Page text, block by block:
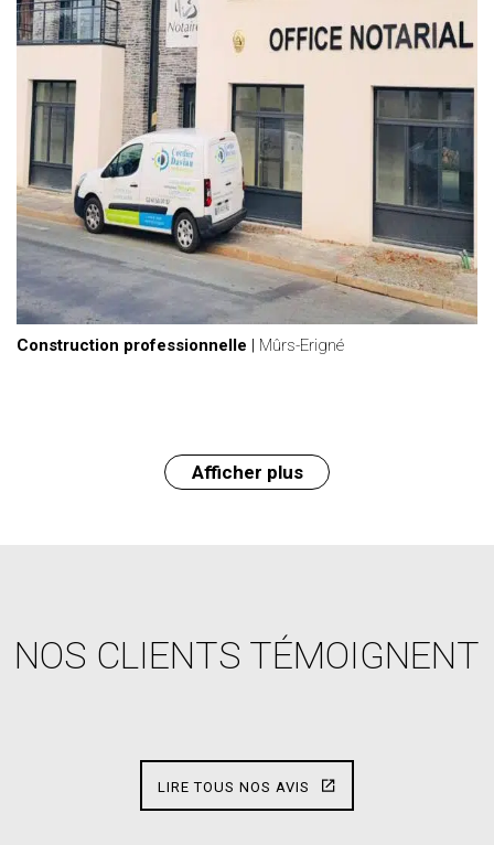
Construction professionnelle | Mûrs-Erigné
Afficher plus
NOS CLIENTS TÉMOIGNENT
LIRE TOUS NOS AVIS